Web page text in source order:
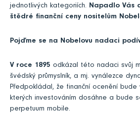
jednotlivých kategoriích. Napadlo Vás
štědré finanční ceny nositelům
Pojďme se na Nobelovu nadaci
V roce 1895 odkázal této nadaci svůj
švédský průmyslník, a mj. vynálezce
Předpokládal, že finanční ocenění bude
kterých investováním dosáhne a bude
perpetuum mobile.